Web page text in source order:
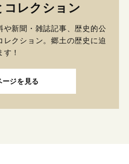
コレクション
や新聞・雑誌記事、歴史的公
レクション。郷土の歴史に迫
！
ージを見る